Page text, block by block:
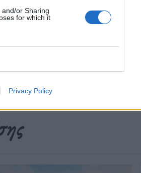
or Sharing
for which it
Privacy Policy
πολιτική,ΗΠΑ